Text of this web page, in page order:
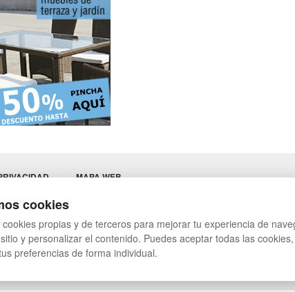
MAPA WEB
cookies
cookies propias y de terceros para mejorar tu experiencia de
y personalizar el contenido. Puedes aceptar todas las
preferencias de forma individual.